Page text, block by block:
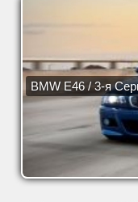
BMW E46 / 3-я